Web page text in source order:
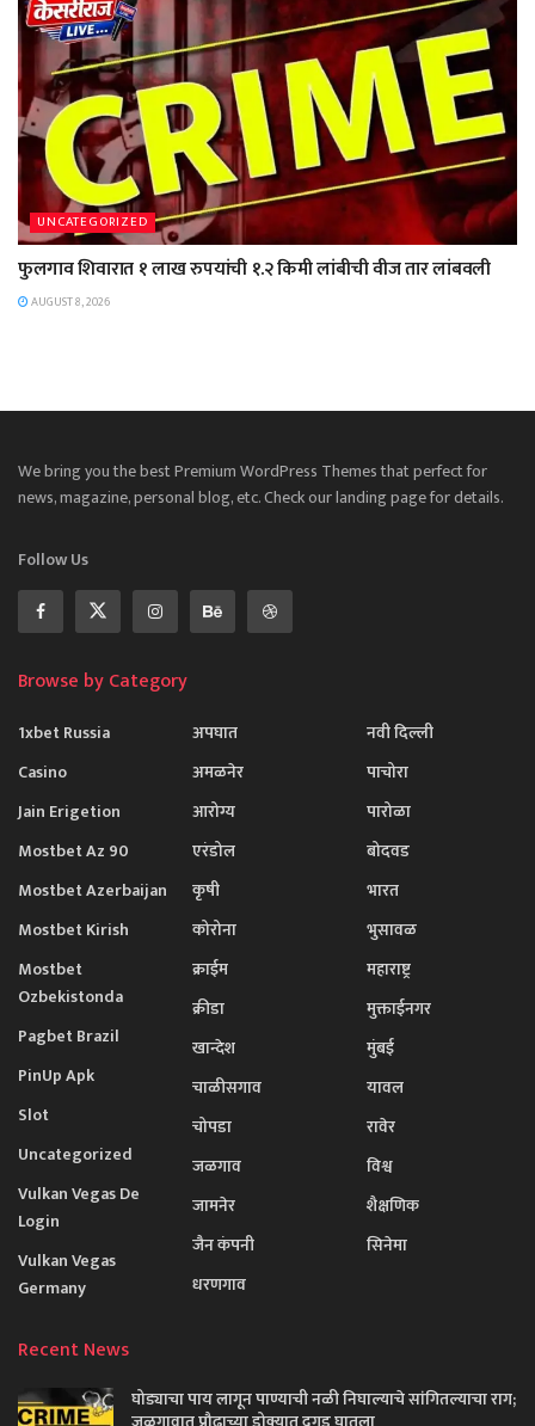
UNCATEGORIZED
फुलगाव शिवारात १ लाख रुपयांची १.२ किमी लांबीची वीज तार लांबवली
AUGUST 8, 2026
We bring you the best Premium WordPress Themes that perfect for
news, magazine, personal blog, etc. Check our landing page for details.
Follow Us
Browse by Category
1xbet Russia
Casino
Jain Erigetion
Mostbet Az 90
Mostbet Azerbaijan
Mostbet Kirish
Mostbet
Ozbekistonda
Pagbet Brazil
PinUp Apk
Slot
Uncategorized
Vulkan Vegas De
Login
Vulkan Vegas
Germany
अपघात
अमळनेर
आरोग्य
एरंडोल
कृषी
कोरोना
क्राईम
क्रीडा
खान्देश
चाळीसगाव
चोपडा
जळगाव
जामनेर
जैन कंपनी
धरणगाव
नवी दिल्ली
पाचोरा
पारोळा
बोदवड
भारत
भुसावळ
महाराष्ट्र
मुक्ताईनगर
मुंबई
यावल
रावेर
विश्व
शैक्षणिक
सिनेमा
Recent News
घोड्याचा पाय लागून पाण्याची नळी निघाल्याचे सांगितल्याचा राग;